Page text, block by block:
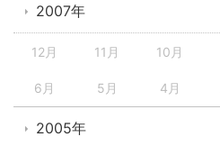
2007年
12月 11月 10月
6月 5月 4月
2005年